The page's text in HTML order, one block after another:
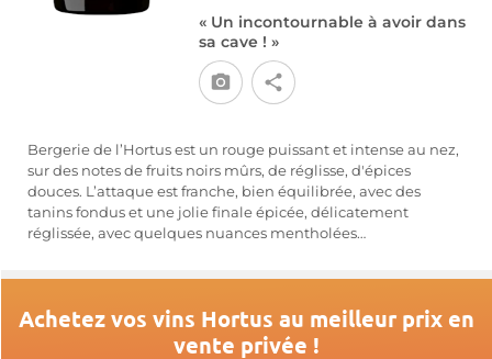
« Un incontournable à avoir dans
sa cave ! »
Bergerie de l’Hortus est un rouge puissant et intense au nez,
sur des notes de fruits noirs mûrs, de réglisse, d'épices
douces. L’attaque est franche, bien équilibrée, avec des
tanins fondus et une jolie finale épicée, délicatement
réglissée, avec quelques nuances mentholées…
Achetez vos vins Hortus au meilleur prix en
vente privée !